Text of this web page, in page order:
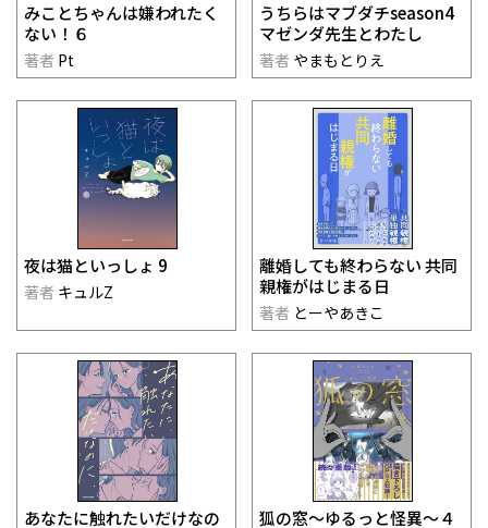
みことちゃんは嫌われたく
ない！６
著者 Pt
うちらはマブダチseason4
マゼンダ先生とわたし
著者 やまもとりえ
夜は猫といっしょ 9
著者 キュルZ
離婚しても終わらない 共同
親権がはじまる日
著者 とーやあきこ
あなたに触れたいだけなの
狐の窓～ゆるっと怪異～４